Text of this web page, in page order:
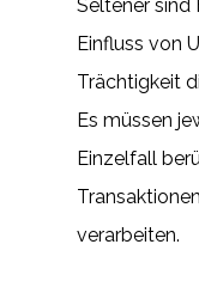
Seltener
Einfluss von
Trächtigkeit
Es müssen
Einzelfall
verarbeiten.